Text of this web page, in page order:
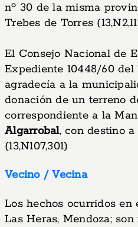
nº 30 de la misma
Trebes de Torres
El Consejo Nacional de
Expediente 10448/60 del
agradecía a la
donación de un terreno
correspondiente a la
Algarrobal, con destino a
(13,N107,301)
Vecino / Vecina
Los hechos ocurridos
Las Heras, Mendoza;